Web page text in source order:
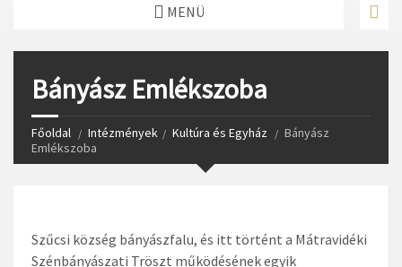
MENÜ
Bányász Emlékszoba
Főoldal Intézmények Kultúra és Egyház
Bányász
Emlékszoba
Szűcsi község bányászfalu, és itt történt a Mátravidéki
Szénbányászati Tröszt működésének egyik